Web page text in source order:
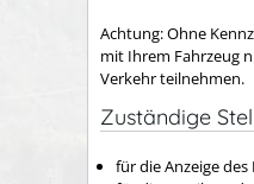
Achtung: Ohne
mit Ihrem Fahrzeug
Verkehr teilnehmen.
Zuständige
für die Anzeige